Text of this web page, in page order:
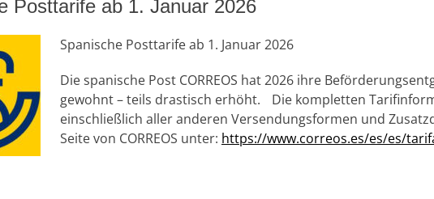
Posttarife ab 1. Januar 2026
Spanische Posttarife ab 1. Januar 2026
Die spanische Post CORREOS hat 2026 ihre
gewohnt – teils drastisch erhöht. Die kompletten
einschließlich aller anderen Versendungsformen und
Seite von CORREOS unter: https://www.correos.es/es/es/